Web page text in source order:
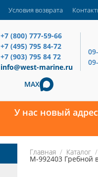
Условия возврата
+7 (800) 777-59-66
+7 (495) 795 84-72
+7 (903) 795 84 72
info@west-marine.ru
MAX
У нас новый
Главная Каталог
M-992403 Гребной